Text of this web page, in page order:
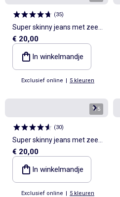
(35)
Super skinny jeans met zeer
hoge taille - L34
€ 20,00
In winkelmandje
Exclusief online | 5 kleuren
1/5
(30)
Super skinny jeans met zeer
hoge taille - L32
€ 20,00
In winkelmandje
Exclusief online | 5 kleuren